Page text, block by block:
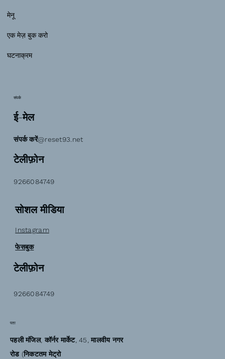
ई-मेल
संपर्क करें@reset93.net
टेलीफ़ोन
9266084749
संपर्क
सोशल मीडिया
Instagram
फेसबुक
टेलीफ़ोन
9266084749
मेनू
एक मेज़ बुक करो
घटनाक्रम
पता
पहली मंजिल, कॉर्नर मार्केट, 45, मालवीय नगर
रोड (निकटतम मेट्रो